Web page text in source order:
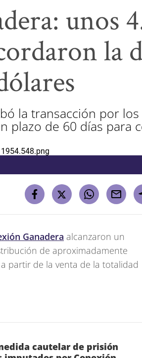
unos
la
la transacción por
plazo de 60 días para
Ganadera alcanzaron un
de aproximadamente
partir de la venta de la totalidad
cautelar de prisión